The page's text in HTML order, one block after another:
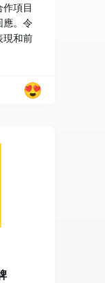
項目
應。令
現和前